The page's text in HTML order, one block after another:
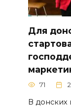
Для
71
В донских